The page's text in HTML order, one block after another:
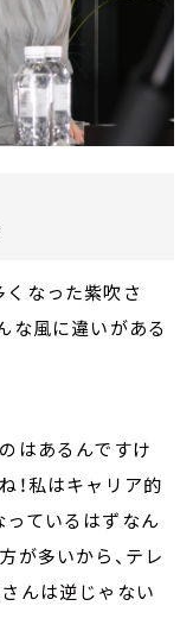
なった紫吹さ
な風に違いがある
はあるんですけ
！私はキャリア的
ているはずなん
が多いから、テレ
んは逆じゃない